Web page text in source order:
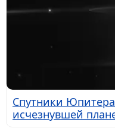
Спутники
исчезнувшей